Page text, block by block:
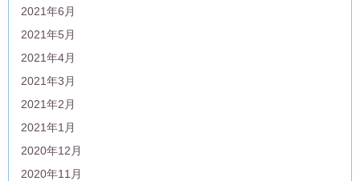
2021年6月
2021年5月
2021年4月
2021年3月
2021年2月
2021年1月
2020年12月
2020年11月